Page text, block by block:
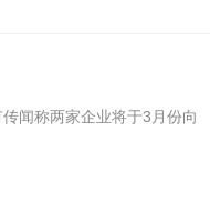
闻称两家企业将于3月份向